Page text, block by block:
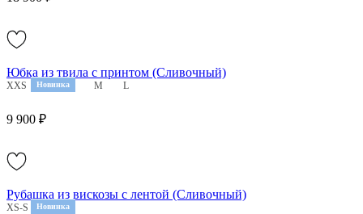
Новинка
Юбка из твила с принтом (Сливочный)
XXS XS S M L
9 900 ₽
Новинка
Рубашка из вискозы с лентой (Сливочный)
XS-S M-L